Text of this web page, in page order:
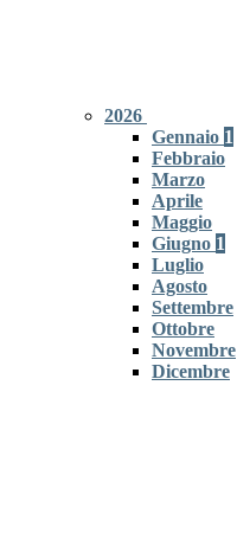
2026
Gennaio 1
Febbraio
Marzo
Aprile
Maggio
Giugno 1
Luglio
Agosto
Settembre
Ottobre
Novembre
Dicembre